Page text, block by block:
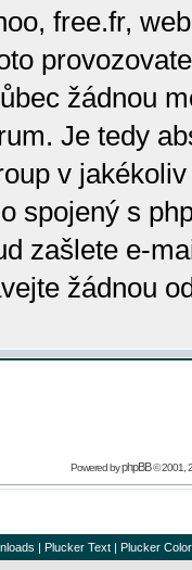
free.fr,
žádnou
Je tedy
v
spojený s
zašlete e-
žádnou
Powered byphpBB© 2001,
| Plucker Text | Plucker Color